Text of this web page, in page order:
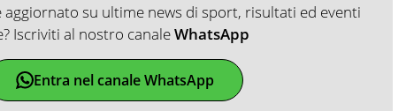
aggiornato su ultime news di sport, risultati ed eventi
Iscriviti al nostro canaleWhatsApp
Entra nel canale WhatsApp